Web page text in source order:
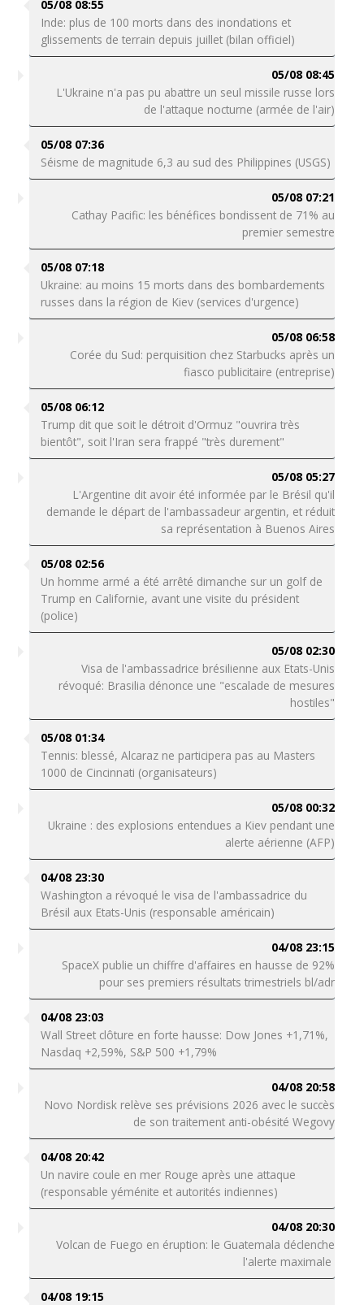
05/08 08:55
Inde: plus de 100 morts dans des inondations et
glissements de terrain depuis juillet (bilan officiel)
05/08 08:45
L'Ukraine n'a pas pu abattre un seul missile russe lors
de l'attaque nocturne (armée de l'air)
05/08 07:36
Séisme de magnitude 6,3 au sud des Philippines (USGS)
05/08 07:21
Cathay Pacific: les bénéfices bondissent de 71% au
premier semestre
05/08 07:18
Ukraine: au moins 15 morts dans des bombardements
russes dans la région de Kiev (services d'urgence)
05/08 06:58
Corée du Sud: perquisition chez Starbucks après un
fiasco publicitaire (entreprise)
05/08 06:12
Trump dit que soit le détroit d'Ormuz "ouvrira très
bientôt", soit l'Iran sera frappé "très durement"
05/08 05:27
L'Argentine dit avoir été informée par le Brésil qu'il
demande le départ de l'ambassadeur argentin, et réduit
sa représentation à Buenos Aires
05/08 02:56
Un homme armé a été arrêté dimanche sur un golf de
Trump en Californie, avant une visite du président
(police)
05/08 02:30
Visa de l'ambassadrice brésilienne aux Etats-Unis
révoqué: Brasilia dénonce une "escalade de mesures
hostiles"
05/08 01:34
Tennis: blessé, Alcaraz ne participera pas au Masters
1000 de Cincinnati (organisateurs)
05/08 00:32
Ukraine : des explosions entendues a Kiev pendant une
alerte aérienne (AFP)
04/08 23:30
Washington a révoqué le visa de l'ambassadrice du
Brésil aux Etats-Unis (responsable américain)
04/08 23:15
SpaceX publie un chiffre d'affaires en hausse de 92%
pour ses premiers résultats trimestriels bl/adr
04/08 23:03
Wall Street clôture en forte hausse: Dow Jones +1,71%,
Nasdaq +2,59%, S&P 500 +1,79%
04/08 20:58
Novo Nordisk relève ses prévisions 2026 avec le succès
de son traitement anti-obésité Wegovy
04/08 20:42
Un navire coule en mer Rouge après une attaque
(responsable yéménite et autorités indiennes)
04/08 20:30
Volcan de Fuego en éruption: le Guatemala déclenche
l'alerte maximale
04/08 19:15